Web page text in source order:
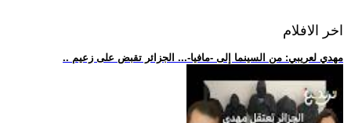
اخر الافلام
.. مهدي لعريبي: من السينما إلى -مافيا-... الجزائر تقبض على زعيم